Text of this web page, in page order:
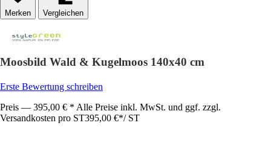
Vergleichen
Moosbild Wald & Kugelmoos 140x40 cm
Erste Bewertung schreiben
Preis — 395,00 € * Alle Preise inkl. MwSt. und ggf. zzgl.
Versandkosten pro ST395,00 €*/ ST